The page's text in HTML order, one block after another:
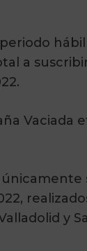
a
Vaciada
y